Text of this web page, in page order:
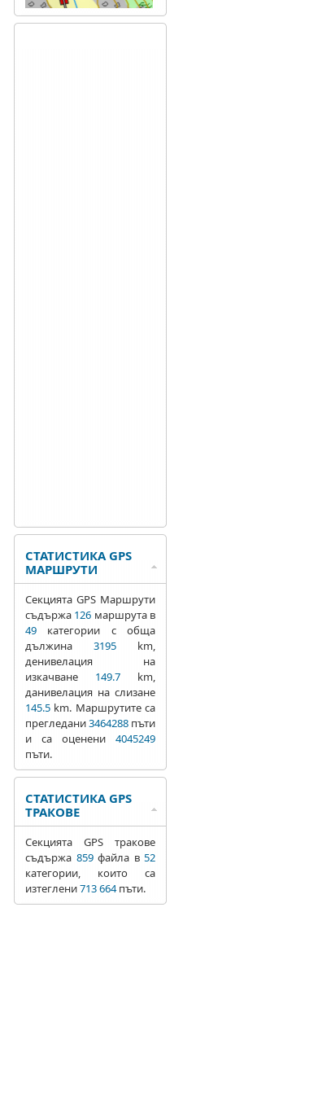
СТАТИСТИКА GPS
МАРШРУТИ
Секцията GPS Маршрути
съдържа 126 маршрута в
49 категории с обща
дължина 3195 km,
денивелация на
изкачване 149.7 km,
данивелация на слизане
145.5 km. Маршрутите са
прегледани3464288 пъти
и са оценени 4045249
пъти.
СТАТИСТИКА GPS
ТРАКОВЕ
Секцията GPS тракове
съдържа 859файла в 52
категории, които са
изтеглени713 664пъти.